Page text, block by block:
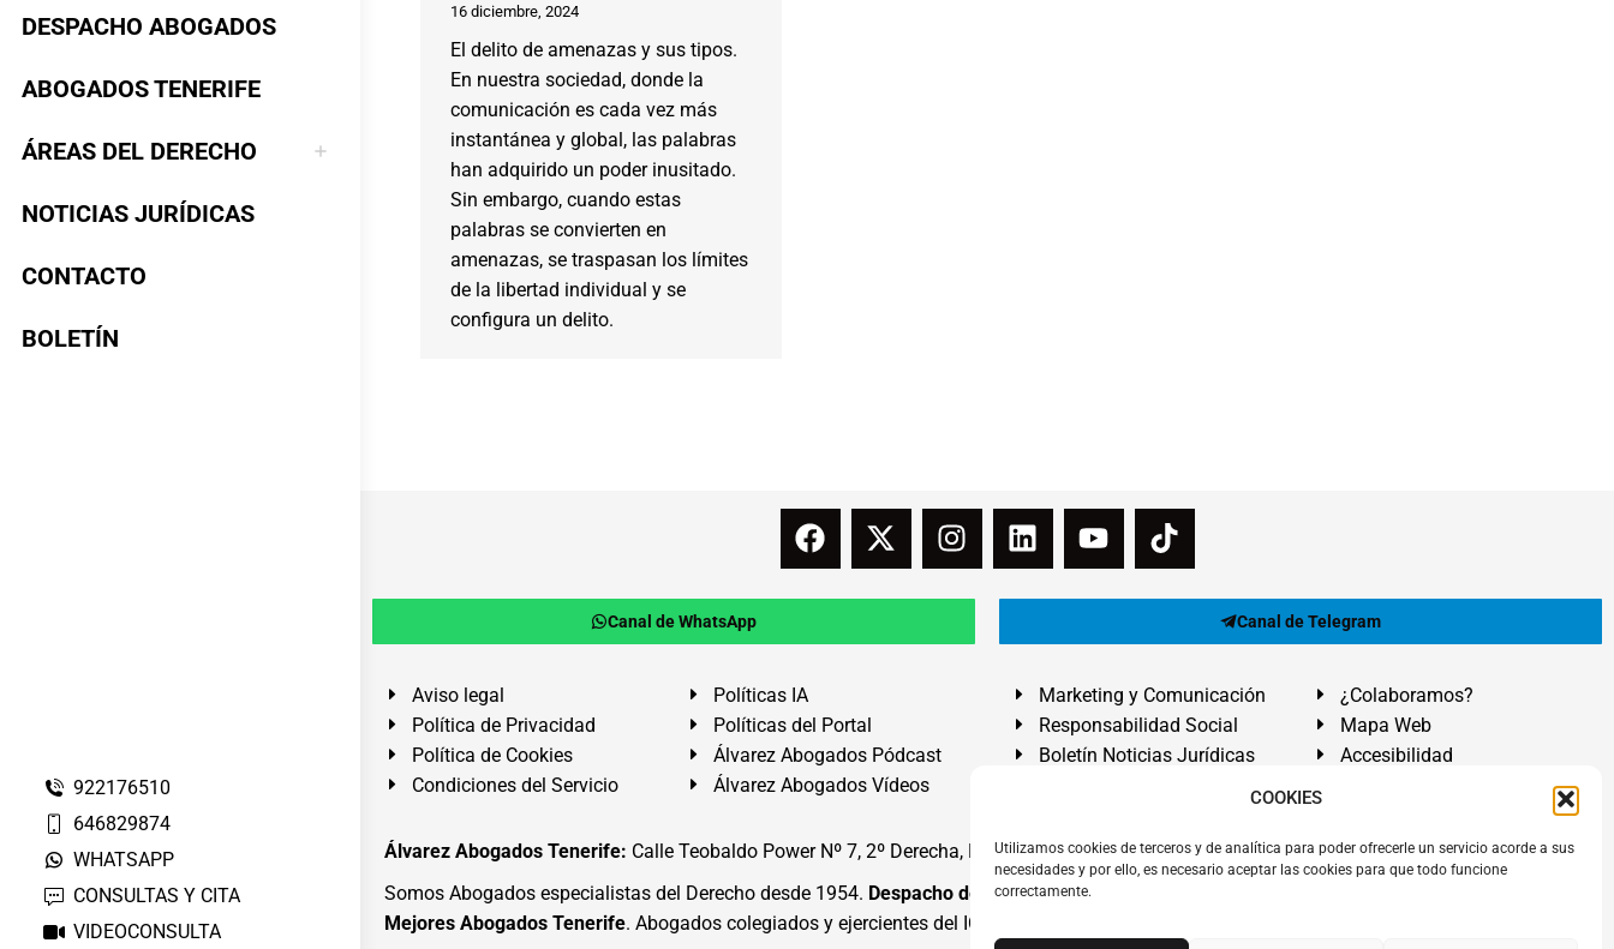
COOKIES
Utilizamos cookies de terceros y de analítica para poder ofrecerle un servicio acorde a sus
necesidades y por ello, es necesario aceptar las cookies para que todo funcione
correctamente.
DESPACHO ABOGADOS
ABOGADOS TENERIFE
ÁREAS DEL DERECHO
NOTICIAS JURÍDICAS
CONTACTO
BOLETÍN
922176510
646829874
WHATSAPP
CONSULTAS Y CITA
VIDEOCONSULTA
16 diciembre, 2024
El delito de amenazas y sus tipos.
En nuestra sociedad, donde la
comunicación es cada vez más
instantánea y global, las palabras
han adquirido un poder inusitado.
Sin embargo, cuando estas
palabras se convierten en
amenazas, se traspasan los límites
de la libertad individual y se
configura un delito.
Canal de WhatsApp Canal de Telegram
Aviso legal
Política de Privacidad
Política de Cookies
Condiciones del Servicio
Políticas IA
Políticas del Portal
Álvarez Abogados Pódcast
Álvarez Abogados Vídeos
Marketing y Comunicación
Responsabilidad Social
Boletín Noticias Jurídicas
¿Colaboramos?
Mapa Web
Accesibilidad
Álvarez Abogados Tenerife: Calle Teobaldo Power Nº 7, 2º Derecha, El Médano, Granadilla de Abona, Santa Cruz de Tenerife. Islas Canarias.
Somos Abogados especialistas del Derecho desde 1954. Despacho de Abogados El Médano
Mejores Abogados Tenerife. Abogados colegiados y ejercientes del ICATF.